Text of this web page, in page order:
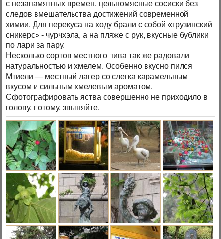
с незапамятных времен, цельномясные сосиски без
следов вмешательства достижений современной
химии. Для перекуса на ходу брали с собой «грузинский
сникерс» - чурчхэла, а на пляже с рук, вкусные бублики
по лари за пару.
Несколько сортов местного пива так же радовали
натуральностью и хмелем. Особенно вкусно пился
Мтиели — местный лагер со слегка карамельным
вкусом и сильным хмелевым ароматом.
Сфотографировать яства совершенно не приходило в
голову, потому, звыняйте.